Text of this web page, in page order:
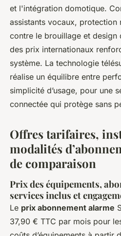
et l'intégration domotique.
assistants vocaux, protection
contre le brouillage et design
des prix internationaux
système. La technologie
réalise un équilibre entre
simplicité d’usage, pour une
connectée qui protège sans
Offres tarifaires,
modalités
de comparaison
Prix des équipements,
services inclus et
Le prix abonnement alarme
37,90 € TTC par mois pour